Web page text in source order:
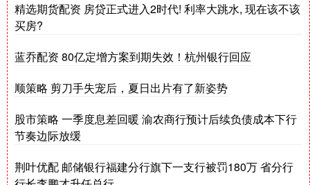
精选期货配资 房贷正式进入2时代! 利率大跳水, 现在该不该
买房?
蓝乔配资 80亿定增方案到期失效！杭州银行回应
顺策略 剪刀手失宠后，夏日出片有了新姿势
股市策略 一季度息差回暖 渝农商行预计后续负债成本下行
节奏边际放缓
荆叶优配 邮储银行福建分行旗下一支行被罚180万 省分行